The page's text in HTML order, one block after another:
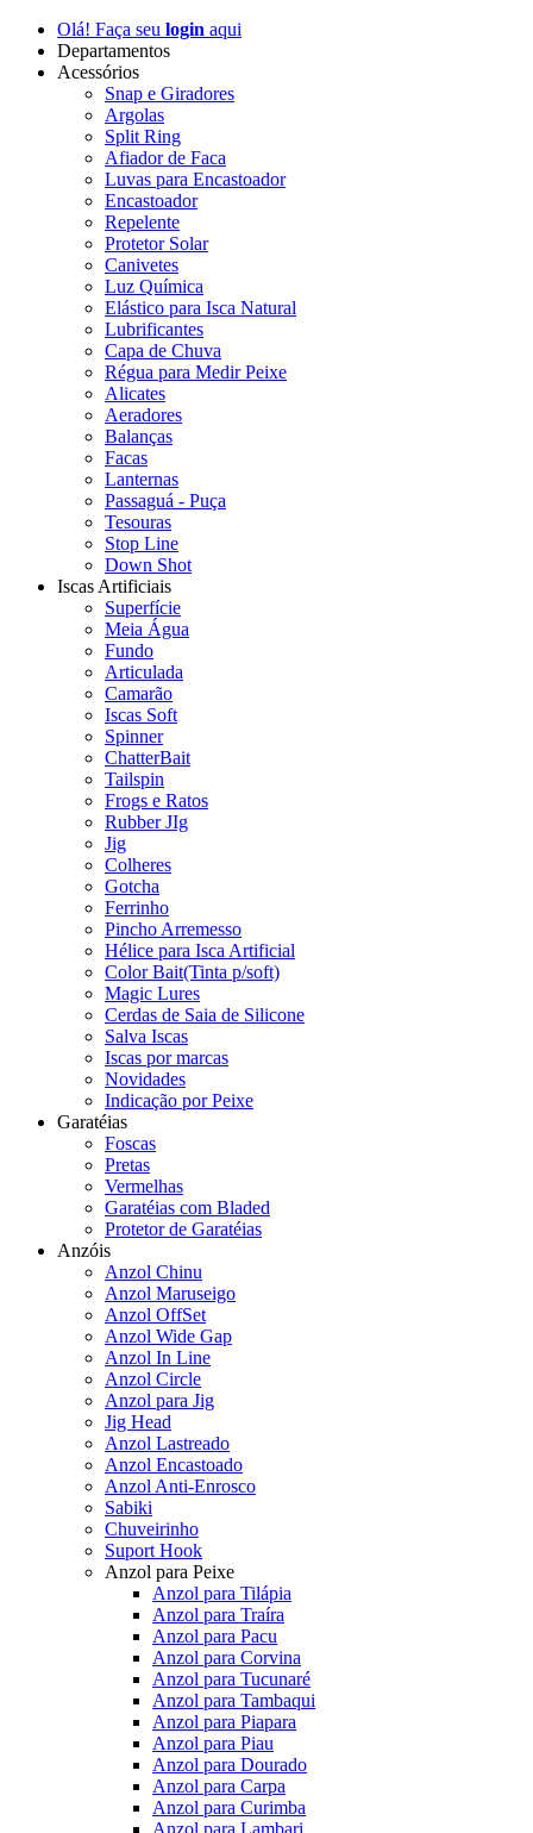
Olá! Faça seu login aqui
Departamentos
Acessórios
Snap e Giradores
Argolas
Split Ring
Afiador de Faca
Luvas para Encastoador
Encastoador
Repelente
Protetor Solar
Canivetes
Luz Química
Elástico para Isca Natural
Lubrificantes
Capa de Chuva
Régua para Medir Peixe
Alicates
Aeradores
Balanças
Facas
Lanternas
Passaguá - Puça
Tesouras
Stop Line
Down Shot
Iscas Artificiais
Superfície
Meia Água
Fundo
Articulada
Camarão
Iscas Soft
Spinner
ChatterBait
Tailspin
Frogs e Ratos
Rubber JIg
Jig
Colheres
Gotcha
Ferrinho
Pincho Arremesso
Hélice para Isca Artificial
Color Bait(Tinta p/soft)
Magic Lures
Cerdas de Saia de Silicone
Salva Iscas
Iscas por marcas
Novidades
Indicação por Peixe
Garatéias
Foscas
Pretas
Vermelhas
Garatéias com Bladed
Protetor de Garatéias
Anzóis
Anzol Chinu
Anzol Maruseigo
Anzol OffSet
Anzol Wide Gap
Anzol In Line
Anzol Circle
Anzol para Jig
Jig Head
Anzol Lastreado
Anzol Encastoado
Anzol Anti-Enrosco
Sabiki
Chuveirinho
Suport Hook
Anzol para Peixe
Anzol para Tilápia
Anzol para Traíra
Anzol para Pacu
Anzol para Corvina
Anzol para Tucunaré
Anzol para Tambaqui
Anzol para Piapara
Anzol para Piau
Anzol para Dourado
Anzol para Carpa
Anzol para Curimba
Anzol para Lambari